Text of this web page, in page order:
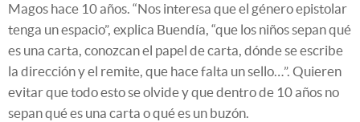
Magos hace 10 años. “Nos interesa que el género epistolar
tenga un espacio”, explica Buendía, “que los niños sepan qué
es una carta, conozcan el papel de carta, dónde se escribe
la dirección y el remite, que hace falta un sello…”. Quieren
evitar que todo esto se olvide y que dentro de 10 años no
sepan qué es una carta o qué es un buzón.